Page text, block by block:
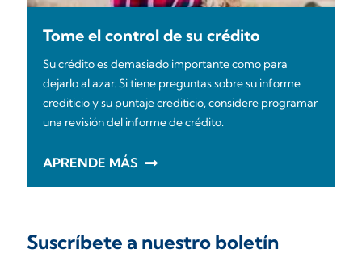
Tome el control de su crédito
Su crédito es demasiado importante como para
dejarlo al azar. Si tiene preguntas sobre su informe
crediticio y su puntaje crediticio, considere programar
una revisión del informe de crédito.
APRENDE MÁS
Suscríbete a nuestro boletín